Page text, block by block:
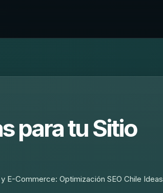
para tu Sitio
E-Commerce: Optimización SEO Chile Ideas